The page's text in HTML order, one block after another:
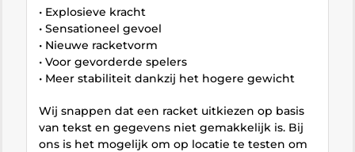
• Explosieve kracht
• Sensationeel gevoel
• Nieuwe racketvorm
• Voor gevorderde spelers
• Meer stabiliteit dankzij het hogere gewicht
Wij snappen dat een racket uitkiezen op basis
van tekst en gegevens niet gemakkelijk is. Bij
ons is het mogelijk om op locatie te testen om